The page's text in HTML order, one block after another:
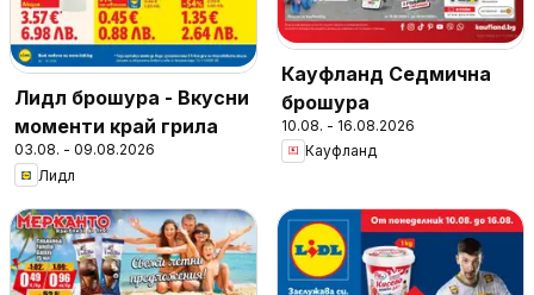
Лидл брошура - Вкусни
моменти край грила
03.08. - 09.08.2026
Лидл
Кауфланд Седмична
брошура
10.08. - 16.08.2026
Кауфланд